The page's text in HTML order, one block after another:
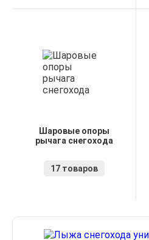
Шаровые опоры
рычага снегохода
17 товаров